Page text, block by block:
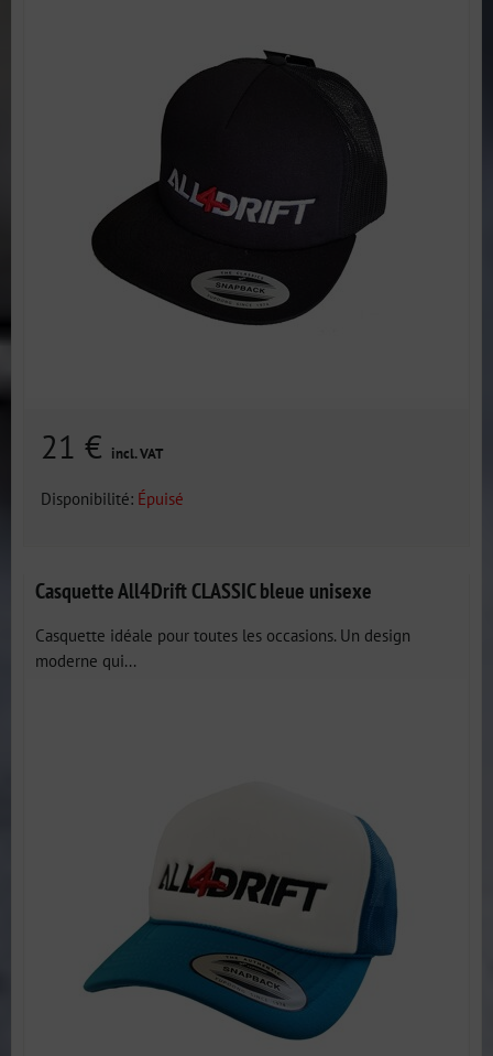
21 € incl. VAT
Disponibilité: Épuisé
Casquette All4Drift CLASSIC bleue unisexe
Casquette idéale pour toutes les occasions. Un design
moderne qui...